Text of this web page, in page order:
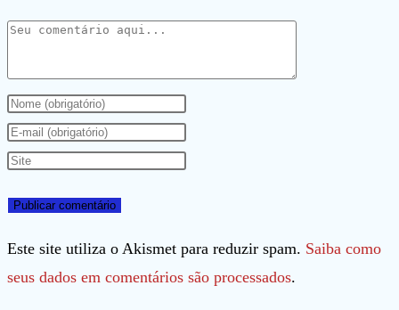
Comentário
Digite
seu
nome
nome
de
usuário
Digite
seu
de
e-
mail
Digite
URL
do
seu
Este site utiliza o Akismet para reduzir spam. Saiba como
seus dados em comentários são processados.